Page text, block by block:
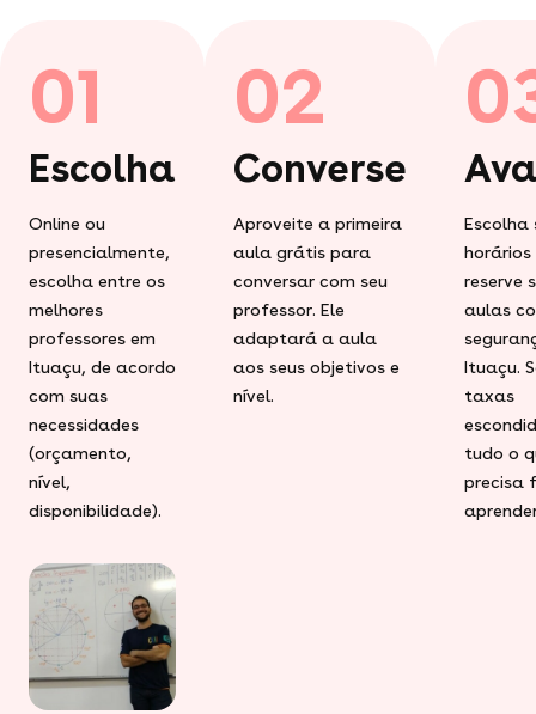
01
Escolha
Online ou
presencialmente,
escolha entre os
melhores
professores em
Ituaçu, de acordo
com suas
necessidades
(orçamento,
nível,
disponibilidade).
02
Converse
Aproveite a primeira
aula grátis para
conversar com seu
professor. Ele
adaptará a aula
aos seus objetivos e
nível.
Escolha
horários
reserve
aulas
Ituaçu.
taxas
tudo o
precisa